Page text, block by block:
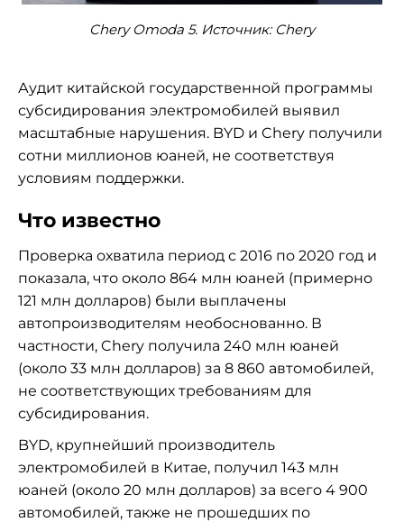
Chery Omoda 5. Источник: Chery
Аудит китайской государственной программы
субсидирования электромобилей выявил
масштабные нарушения. BYD и Chery получили
сотни миллионов юаней, не соответствуя
условиям поддержки.
Что известно
Проверка охватила период с 2016 по 2020 год и
показала, что около 864 млн юаней (примерно
121 млн долларов) были выплачены
автопроизводителям необоснованно. В
частности, Chery получила 240 млн юаней
(около 33 млн долларов) за 8 860 автомобилей,
не соответствующих требованиям для
субсидирования.
BYD, крупнейший производитель
электромобилей в Китае, получил 143 млн
юаней (около 20 млн долларов) за всего 4 900
автомобилей, также не прошедших по